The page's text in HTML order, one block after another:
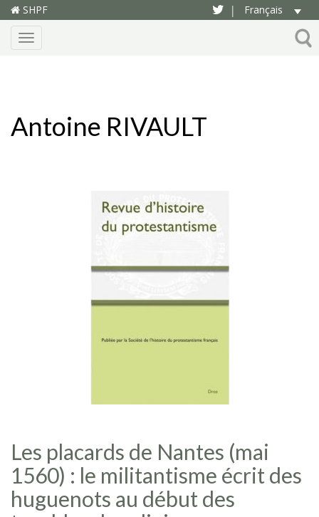
SHPF | Français
Menu
Antoine RIVAULT
Les placards de Nantes (mai
1560) : le militantisme écrit des
huguenots au début des